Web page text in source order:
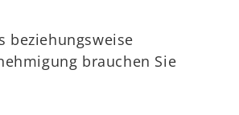
beziehungsweise
brauchen Sie